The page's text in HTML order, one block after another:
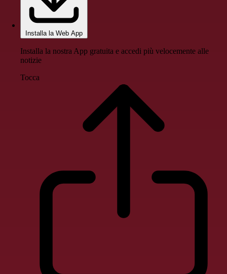
Installa la Web App
Installa la nostra App gratuita e accedi più velocemente alle
notizie
Tocca